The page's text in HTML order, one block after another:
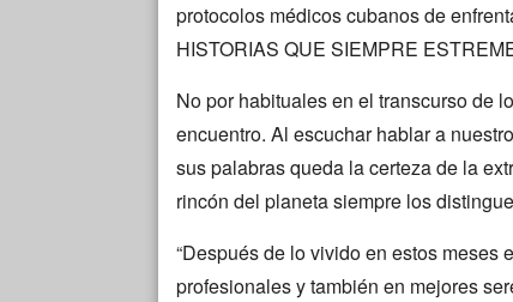
protocolos médicos cubanos de
HISTORIAS QUE SIEMPRE
No por habituales en el transcurso de
encuentro. Al escuchar hablar a
sus palabras queda la certeza de la
rincón del planeta siempre los
“Después de lo vivido en estos meses
profesionales y también en mejores